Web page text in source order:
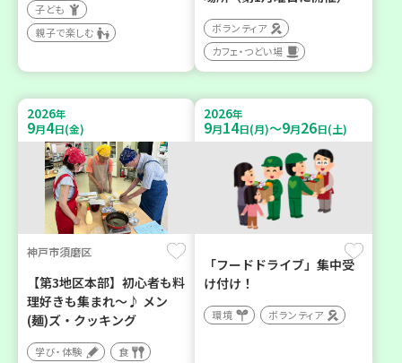
子ども
親子で楽しむ
ボランティア
カフェ・つどい場
2026年
9月4日(金)
神戸市須磨区
【第3地区本部】初心者も料
理好きも集まれ～♪ メン
(麺)ズ・クッキング
学び・体験 食
2026年
9月14日(月)～9月26日(土)
「フードドライブ」集中受
け付け！
環境 ボランティア